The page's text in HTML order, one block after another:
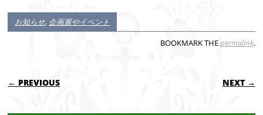
お知らせ, 企画展やイベント
BOOKMARK THEpermalink.
POST NAVIGATION
← PREVIOUS NEXT →